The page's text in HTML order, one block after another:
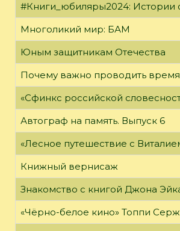
#Книги_юбиляры2024: Истории
Многоликий мир: БАМ
Юным защитникам Отечества
Почему важно проводить
«Сфинкс российской
Автограф на память. Выпуск 6
«Лесное путешествие с
Книжный вернисаж
Знакомство с книгой Джона
«Чёрно-белое кино» Топпи